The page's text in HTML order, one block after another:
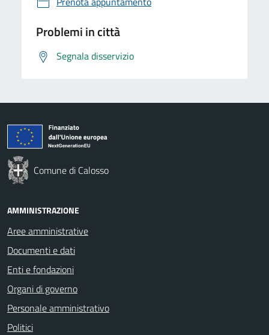
Problemi in città
Segnala disservizio
Comune di Calosso
AMMINISTRAZIONE
Aree amministrative
Documenti e dati
Enti e fondazioni
Organi di governo
Personale amministrativo
Politici